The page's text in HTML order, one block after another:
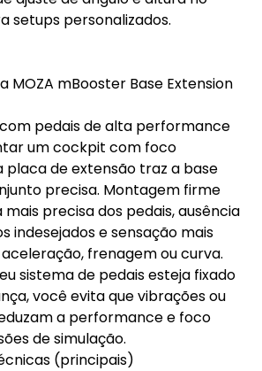
setups personalizados.
MOZA mBooster Base Extension
pedais de alta performance
um cockpit com foco
placa de extensão traz a base
precisa. Montagem firme
precisa dos pedais, ausência
indesejados e sensação mais
frenagem ou curva.
sistema de pedais esteja fixado
você evita que vibrações ou
a performance e foco
de simulação.
(principais)